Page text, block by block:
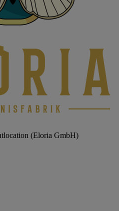
(Eloria GmbH)
Eventlocation (Eloria